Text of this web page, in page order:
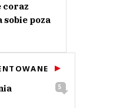
coraz
sobie poza
5